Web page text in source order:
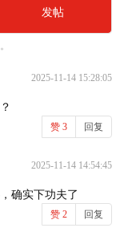
发帖
2025-11-14 15:28:05
赞 3 回复
2025-11-14 14:54:45
确实下功夫了
赞 2 回复